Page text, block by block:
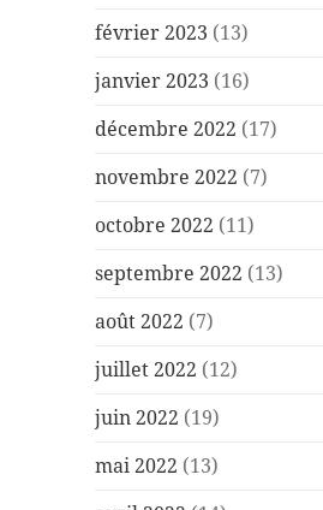
février 2023 (13)
janvier 2023 (16)
décembre 2022 (17)
novembre 2022 (7)
octobre 2022 (11)
septembre 2022 (13)
août 2022 (7)
juillet 2022 (12)
juin 2022 (19)
mai 2022 (13)